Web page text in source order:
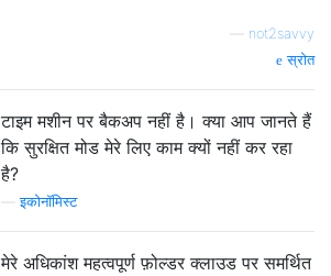
not2savvy
स्रोत
टाइम मशीन पर बैकअप नहीं है। क्या आप जानते हैं
कि सुरक्षित मोड मेरे लिए काम क्यों नहीं कर रहा
है?
—इकोनॉमिस्ट
मेरे अधिकांश महत्वपूर्ण फ़ोल्डर क्लाउड पर समर्थित